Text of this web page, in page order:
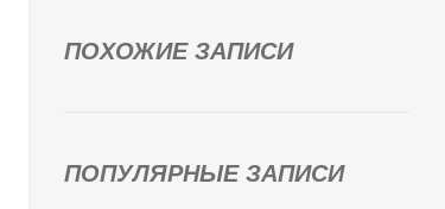
ПОХОЖИЕ ЗАПИСИ
ПОПУЛЯРНЫЕ ЗАПИСИ